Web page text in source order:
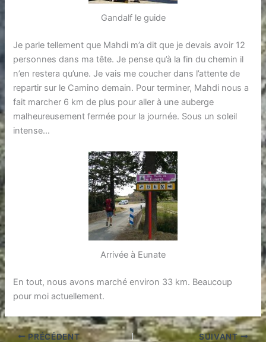
Gandalf le guide
Je parle tellement que Mahdi m’a dit que je devais avoir 12
personnes dans ma tête. Je pense qu’à la fin du chemin il
n’en restera qu’une. Je vais me coucher dans l’attente de
repartir sur le Camino demain. Pour terminer, Mahdi nous a
fait marcher 6 km de plus pour aller à une auberge
malheureusement fermée pour la journée. Sous un soleil
intense…
Arrivée à Eunate
En tout, nous avons marché environ 33 km. Beaucoup
pour moi actuellement.
PRÉCÉDENT SUIVANT